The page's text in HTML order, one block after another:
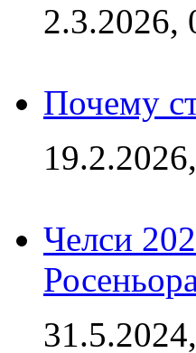
2.3.2026,
Почему
Челси